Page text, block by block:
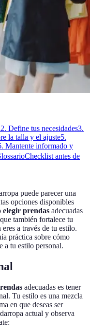
2. Define tus necesidades3.
la talla y el ajuste5.
Mantente informado y
Checklist antes de
puede parecer una
opciones disponibles
elegir prendas adecuadas
también fortalece tu
a través de tu estilo.
práctica sobre cómo
a tu estilo personal.
adecuadas es tener
Tu estilo es una mezcla
en que deseas ser
actual y observa